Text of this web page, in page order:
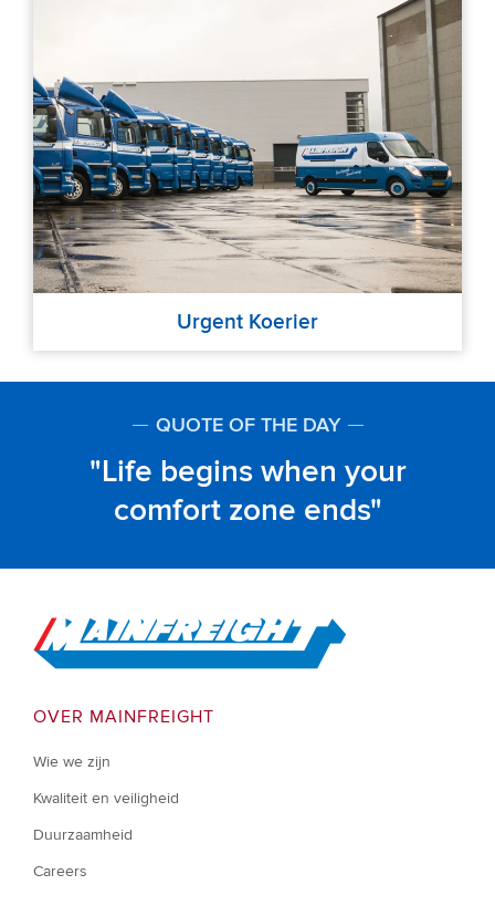
Urgent Koerier
QUOTE OF THE DAY
Life begins when your
comfort zone ends
Go to Home
OVER MAINFREIGHT
Wie we zijn
Kwaliteit en veiligheid
Duurzaamheid
Careers